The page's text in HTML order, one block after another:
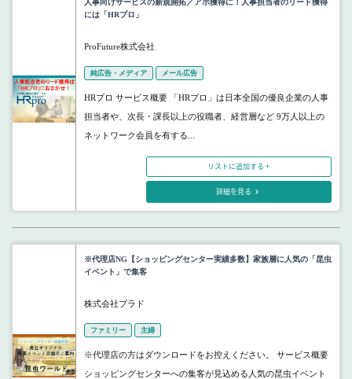
人事向けサービスの新規開拓／アポ獲得に！人事担当者のリード獲得
には「HRプロ」
ProFuture株式会社
純広告・メディア メール広告
HRプロ サービス概要 「HRプロ」は日本全国の優良企業の人事
担当者や、次長・課長以上の役職者、経営層など 9万人以上の
ネットワーク会員を有する...
リストに追加する +
詳細を見る
※代理店NG【ショッピングセンター実績多数】家族層に人気の「昆虫
イベント」で集客
株式会社プラド
ファミリー 主婦
※代理店の方はダウンロードをお控えください。 サービス概要
ショッピングセンターへの集客が見込める人気の昆虫イベント